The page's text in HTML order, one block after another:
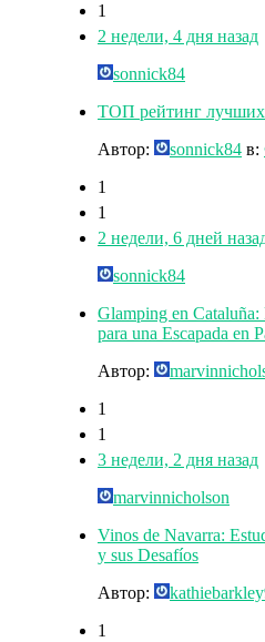
1
2 недели, 4 дня назад
sonnick84
ТОП рейтинг лучших
Автор:
sonnick84 в:
1
1
2 недели, 6 дней
sonnick84
Glamping en Cataluña:
para una Escapada en
Автор:
1
1
3 недели, 2 дня назад
marvinnicholson
Vinos de Navarra:
y sus Desafíos
Автор:
1